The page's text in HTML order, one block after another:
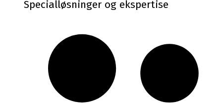
Specialløsninger og ekspertise